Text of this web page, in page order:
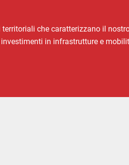
che caratterizzano il
in infrastrutture e